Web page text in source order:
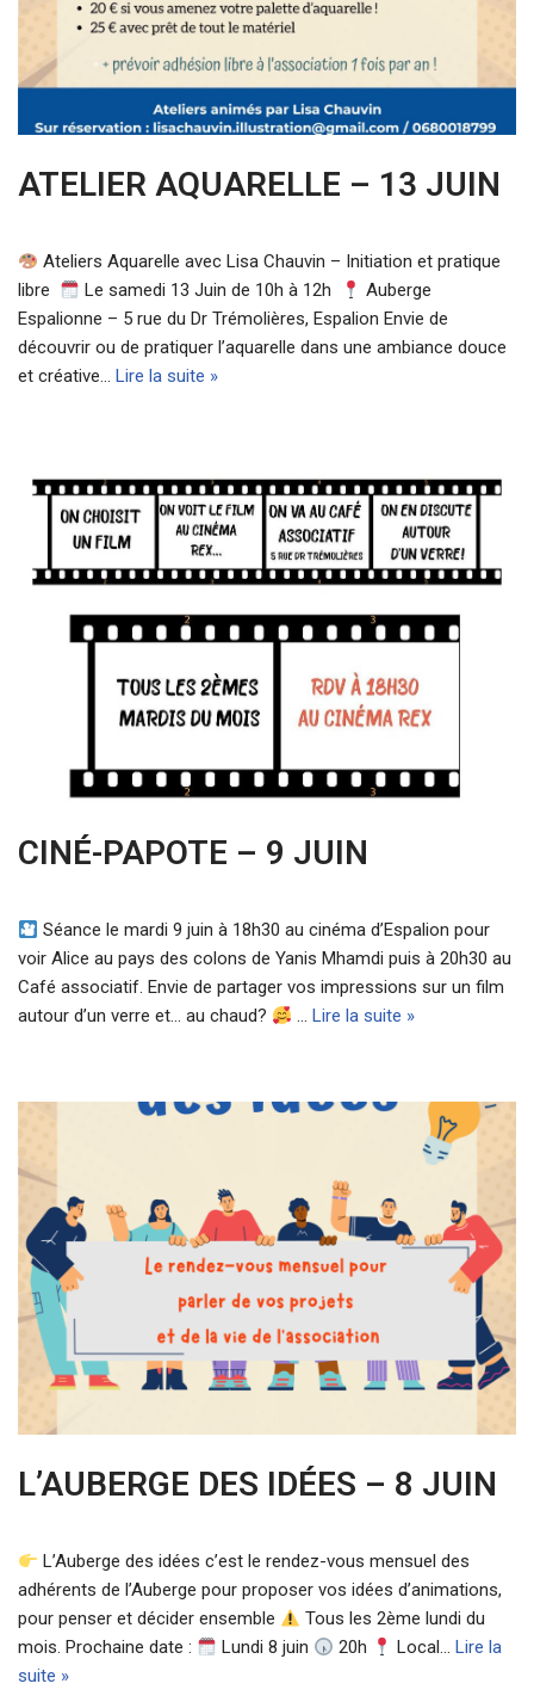
ATELIER AQUARELLE – 13 JUIN
Ateliers Aquarelle avec Lisa Chauvin – Initiation et pratique
libre
Le samedi 13 Juin de 10h à 12h
Auberge
Espalionne – 5 rue du Dr Trémolières, Espalion Envie de
découvrir ou de pratiquer l’aquarelle dans une ambiance douce
et créative… Lire la suite »
CINÉ-PAPOTE – 9 JUIN
Séance le mardi 9 juin à 18h30 au cinéma d’Espalion pour
voir Alice au pays des colons de Yanis Mhamdi puis à 20h30 au
Café associatif. Envie de partager vos impressions sur un film
autour d’un verre et… au chaud?
… Lire la suite »
L’AUBERGE DES IDÉES – 8 JUIN
L’Auberge des idées c’est le rendez-vous mensuel des
adhérents de l’Auberge pour proposer vos idées d’animations,
pour penser et décider ensemble
Tous les 2ème lundi du
mois. Prochaine date :
Lundi 8 juin 20h Local…Lire la
suite »